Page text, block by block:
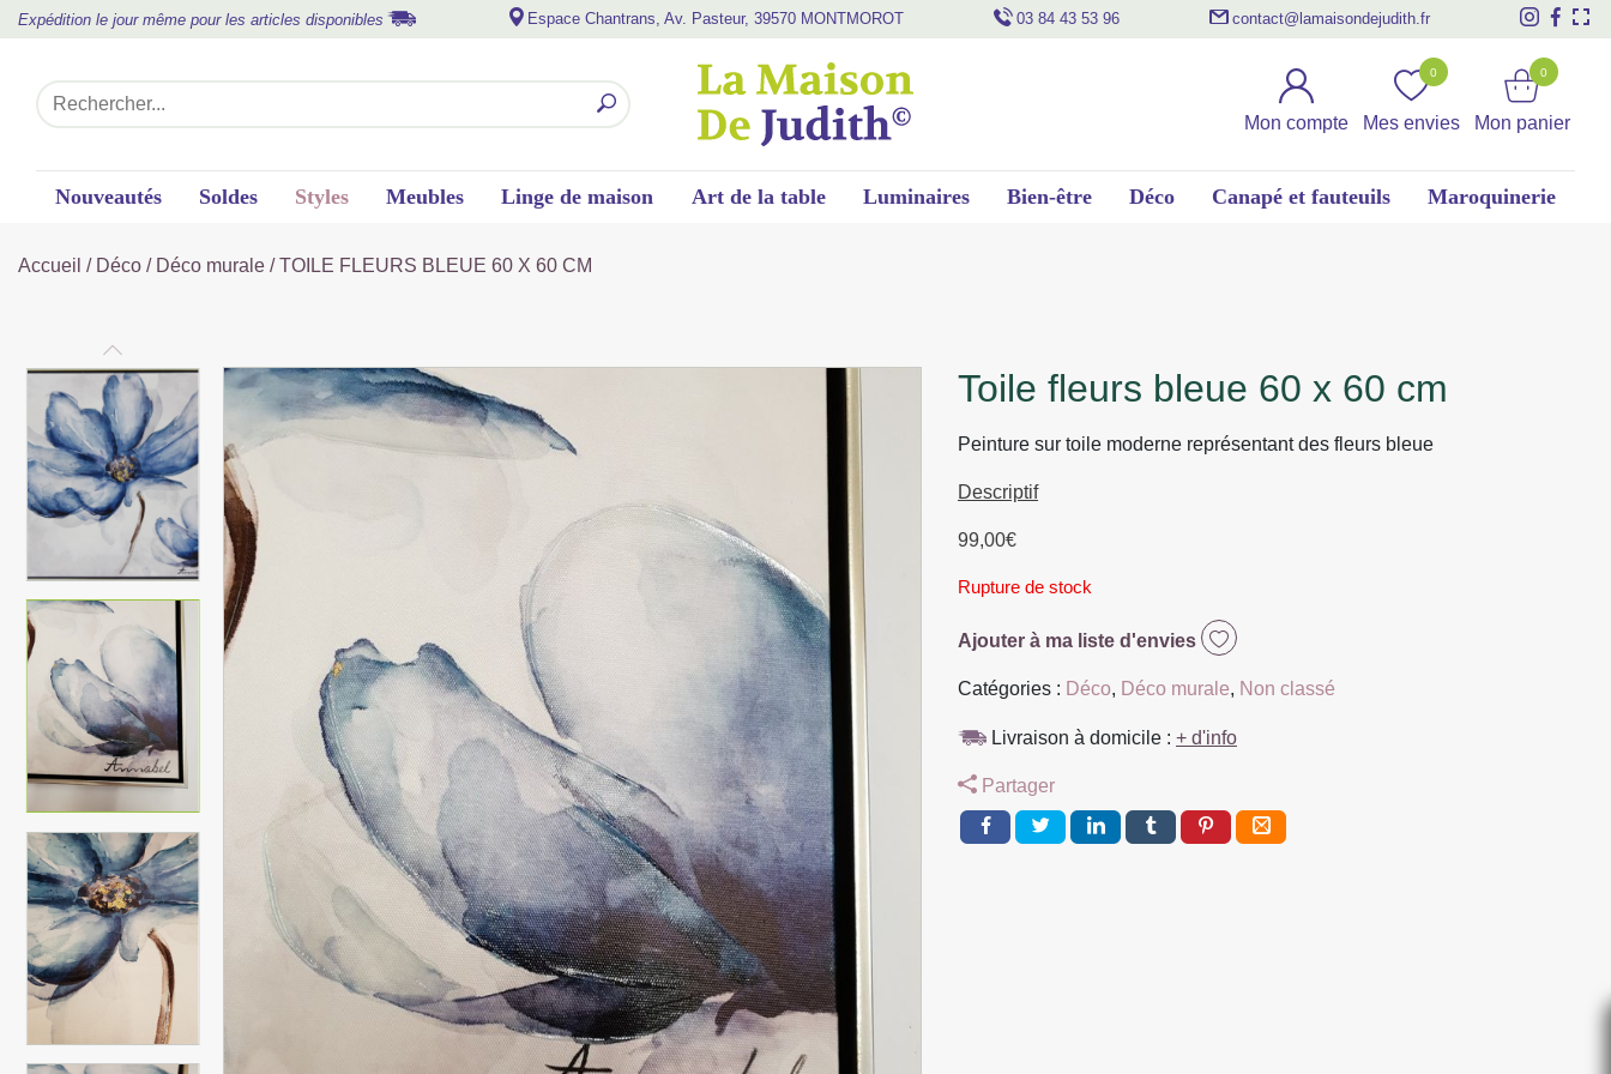
Expédition le jour même pour les articles disponibles Espace Chantrans, Av. Pasteur, 39570 MONTMOROT 03 84 43 53 96 contact@lamaisondejudith.fr
Mon compte Mes envies
0
Mon panier
0
Nouveautés Soldes Styles Meubles Linge de maison Art de la table Luminaires Bien-être Déco Canapé et fauteuils Maroquinerie
Accueil / Déco / Déco murale / TOILE FLEURS BLEUE 60 X 60 CM
toile fleurs bleue 60 x 60 cm
Peinture sur toile moderne représentant des fleurs bleue
Descriptif
99,00€
Rupture de stock
Ajouter à ma liste d'envies
Catégories : Déco, Déco murale, Non classé
Livraison à domicile : + d'info
Partager